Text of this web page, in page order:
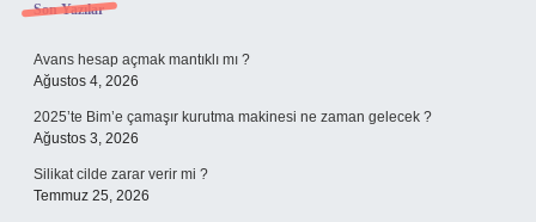
Sidebar
Son Yazılar
Avans hesap açmak mantıklı mı ?
Ağustos 4, 2026
2025’te Bim’e çamaşır kurutma makinesi ne zaman gelecek ?
Ağustos 3, 2026
Silikat cilde zarar verir mi ?
Temmuz 25, 2026